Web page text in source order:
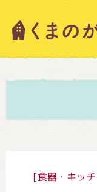
[食器・キッ
キャ